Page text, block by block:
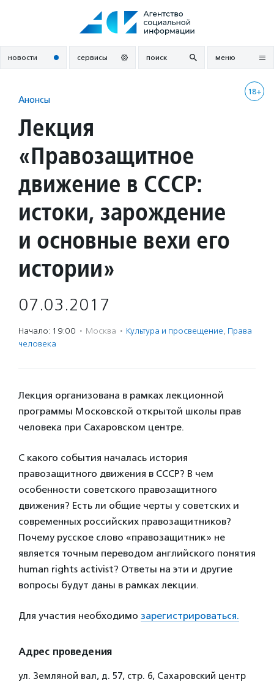
новости сервисы поиск меню
18+
Анонсы
Лекция
«Правозащитное
движение в СССР:
истоки, зарождение
и основные вехи его
истории»
07.03.2017
Начало: 19:00 · Москва · Культура и просвещение, Права
человека
Лекция организована в рамках лекционной
программы Московской открытой школы прав
человека при Сахаровском центре.
С какого события началась история
правозащитного движения в СССР? В чем
особенности советского правозащитного
движения? Есть ли общие черты у советских и
современных российских правозащитников?
Почему русское слово «правозащитник» не
является точным переводом английского понятия
human rights activist? Ответы на эти и другие
вопросы будут даны в рамках лекции.
Для участия необходимо зарегистрироваться.
Адрес проведения
ул. Земляной вал, д. 57, стр. 6, Сахаровский центр